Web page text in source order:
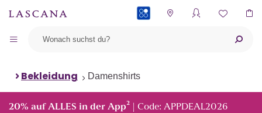
Bekleidung Damenshirts
20% auf ALLES in der App² | Code: APPDEAL2026